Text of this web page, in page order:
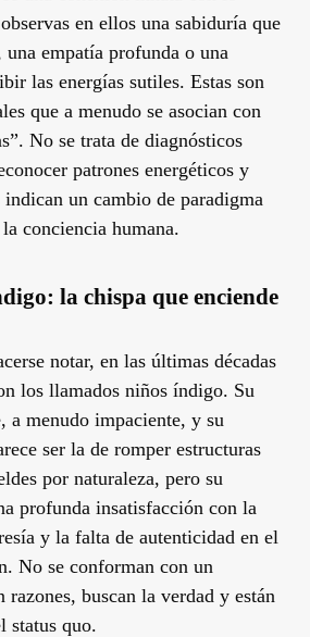
en ellos una sabiduría que
una empatía profunda o una
las energías sutiles. Estas son
que a menudo se asocian con
No se trata de diagnósticos
patrones energéticos y
un cambio de paradigma
conciencia humana.
la chispa que enciende
notar, en las últimas décadas
los llamados niños índigo. Su
a menudo impaciente, y su
ser la de romper estructuras
por naturaleza, pero su
profunda insatisfacción con la
y la falta de autenticidad en el
No se conforman con un
razones, buscan la verdad y están
status quo.